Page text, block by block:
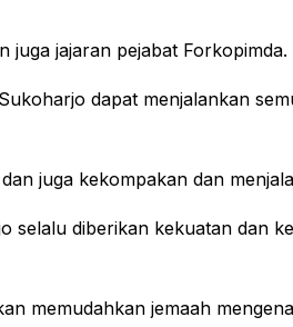
juga jajaran pejabat Forkopimda.
dapat menjalankan
juga kekompakan dan
diberikan kekuatan dan
memudahkan jemaah